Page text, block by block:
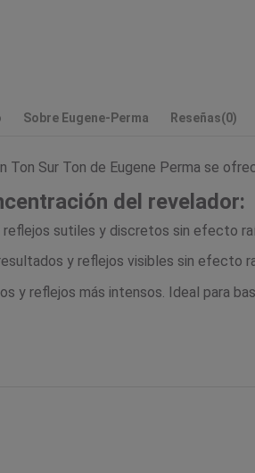
Sobre Eugene-Perma Reseñas(0)
Ton Sur Ton de Eugene Perma se
del revelador:
reflejos sutiles y discretos sin efecto
y reflejos visibles sin efecto
y reflejos más intensos. Ideal para